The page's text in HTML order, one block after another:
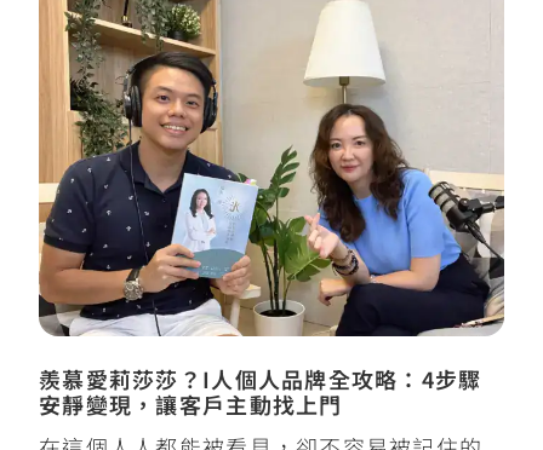
羨慕愛莉莎莎？I人個人品牌全攻略：4步驟
安靜變現，讓客戶主動找上門